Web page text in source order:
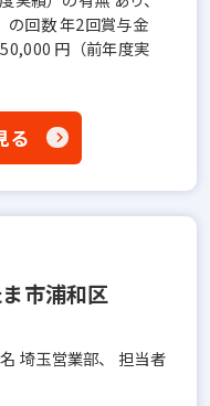
の回数 年2回賞与金
円（前年度実
る
市浦和区
埼玉営業部、 担当者